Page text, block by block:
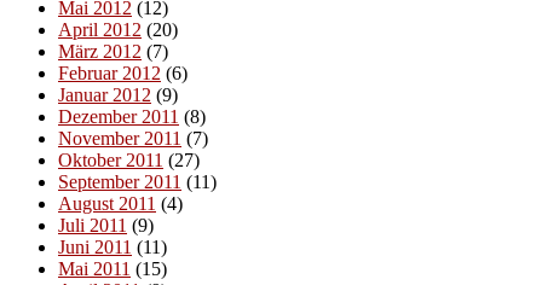
Mai 2012 (12)
April 2012 (20)
März 2012 (7)
Februar 2012 (6)
Januar 2012 (9)
Dezember 2011 (8)
November 2011 (7)
Oktober 2011 (27)
September 2011 (11)
August 2011 (4)
Juli 2011 (9)
Juni 2011 (11)
Mai 2011 (15)